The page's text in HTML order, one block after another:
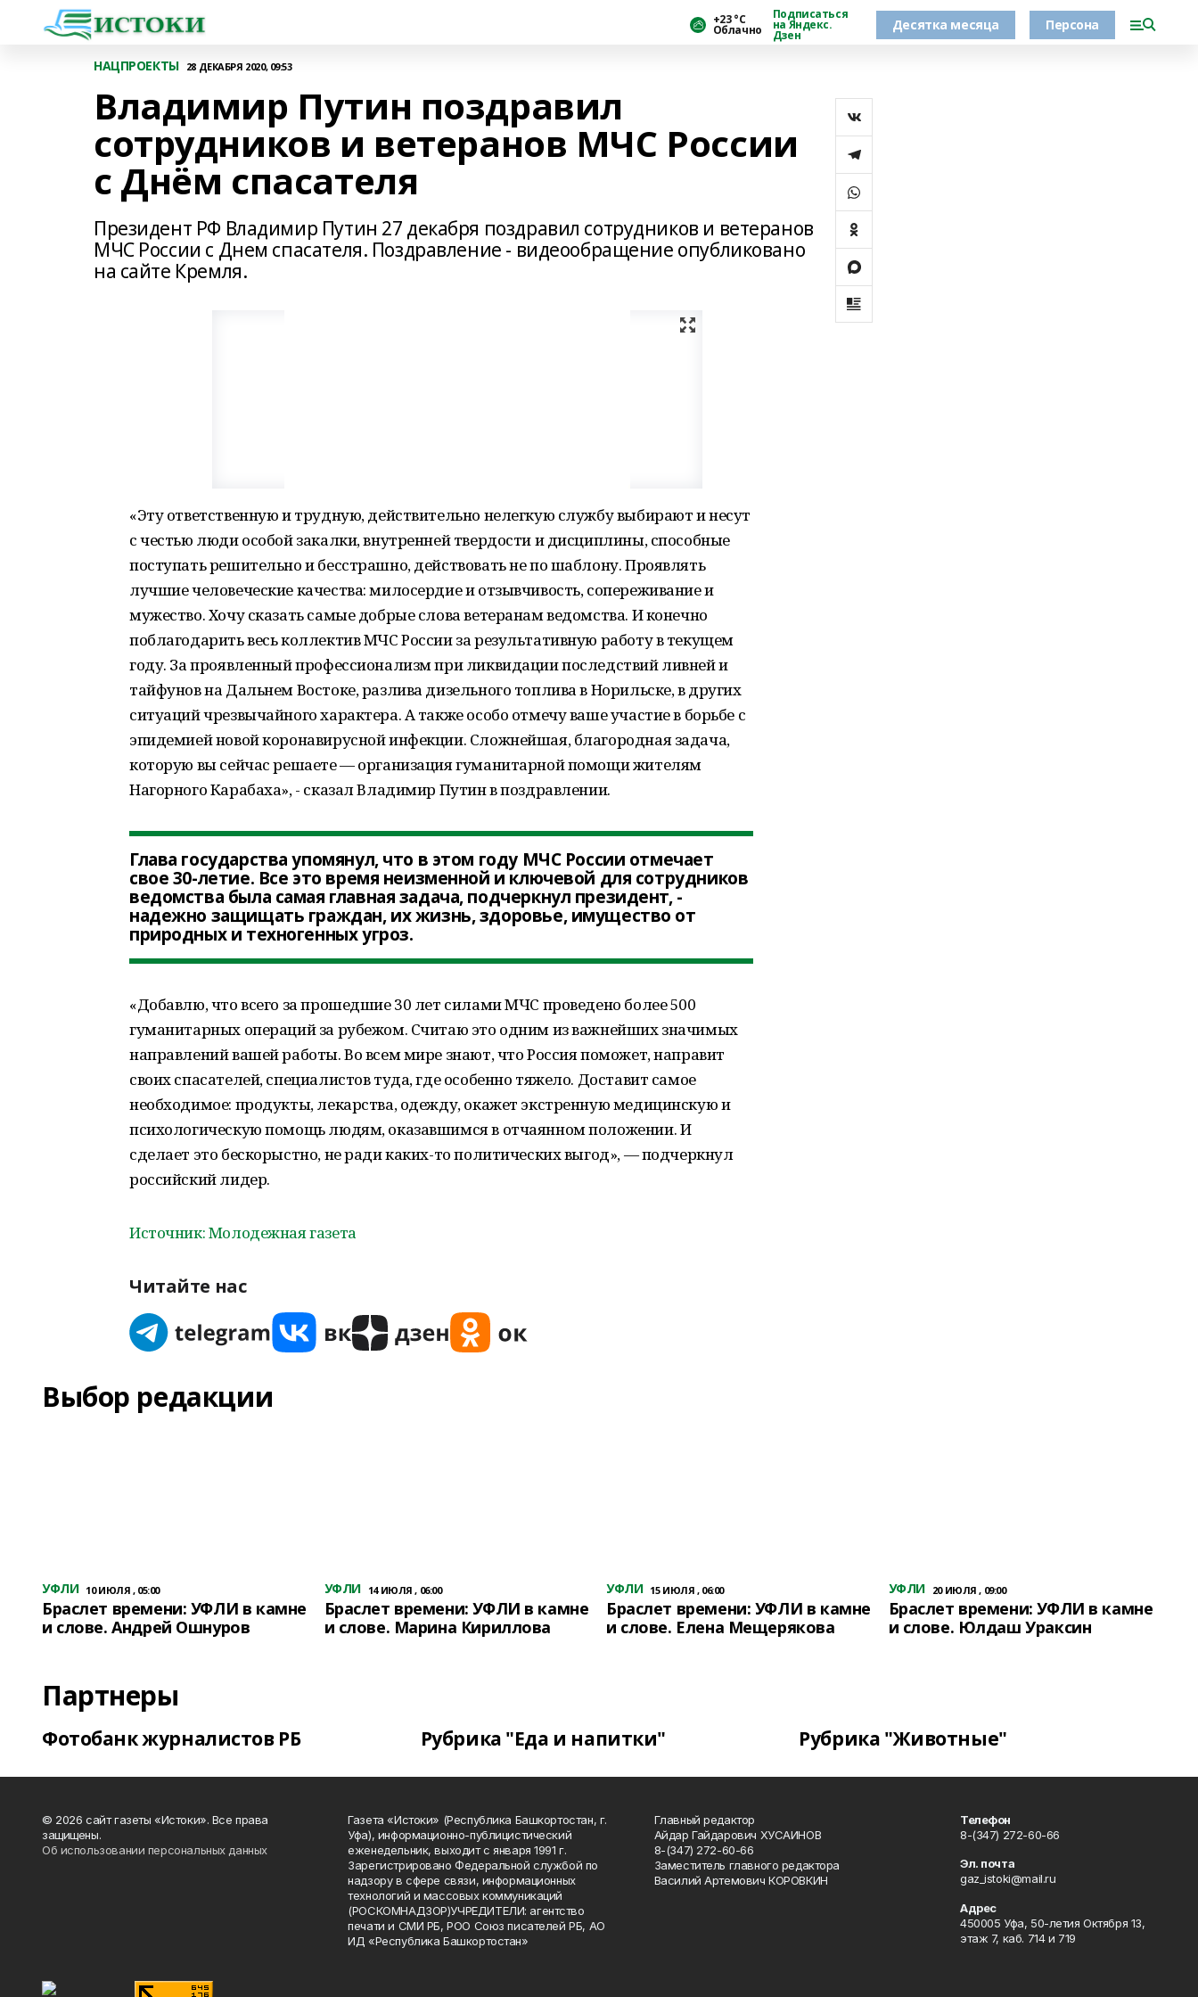
+23 °С
Облачно
Подписаться
на Яндекс.
Дзен
Десятка месяца Персона
НАЦПРОЕКТЫ 28 ДЕКАБРЯ 2020, 09:53
Владимир Путин поздравил
сотрудников и ветеранов МЧС России
с Днём спасателя
Президент РФ Владимир Путин 27 декабря поздравил сотрудников и ветеранов
МЧС России с Днем спасателя. Поздравление - видеообращение опубликовано
на сайте Кремля.
«Эту ответственную и трудную, действительно нелегкую службу выбирают и несут
с честью люди особой закалки, внутренней твердости и дисциплины, способные
поступать решительно и бесстрашно, действовать не по шаблону. Проявлять
лучшие человеческие качества: милосердие и отзывчивость, сопереживание и
мужество. Хочу сказать самые добрые слова ветеранам ведомства. И конечно
поблагодарить весь коллектив МЧС России за результативную работу в текущем
году. За проявленный профессионализм при ликвидации последствий ливней и
тайфунов на Дальнем Востоке, разлива дизельного топлива в Норильске, в других
ситуаций чрезвычайного характера. А также особо отмечу ваше участие в борьбе с
эпидемией новой коронавирусной инфекции. Сложнейшая, благородная задача,
которую вы сейчас решаете — организация гуманитарной помощи жителям
Нагорного Карабаха», - сказал Владимир Путин в поздравлении.
Глава государства упомянул, что в этом году МЧС России отмечает
свое 30-летие. Все это время неизменной и ключевой для сотрудников
ведомства была самая главная задача, подчеркнул президент, -
надежно защищать граждан, их жизнь, здоровье, имущество от
природных и техногенных угроз.
«Добавлю, что всего за прошедшие 30 лет силами МЧС проведено более 500
гуманитарных операций за рубежом. Считаю это одним из важнейших значимых
направлений вашей работы. Во всем мире знают, что Россия поможет, направит
своих спасателей, специалистов туда, где особенно тяжело. Доставит самое
необходимое: продукты, лекарства, одежду, окажет экстренную медицинскую и
психологическую помощь людям, оказавшимся в отчаянном положении. И
сделает это бескорыстно, не ради каких-то политических выгод», — подчеркнул
российский лидер.
Источник: Молодежная газета
Читайте нас
Выбор редакции
УФЛИ 10 ИЮЛЯ , 05:00
Браслет времени: УФЛИ в камне
и слове. Андрей Ошнуров
УФЛИ 14 ИЮЛЯ , 06:00
Браслет времени: УФЛИ в камне
и слове. Марина Кириллова
УФЛИ 15 ИЮЛЯ , 06:00
Браслет времени: УФЛИ в камне
и слове. Елена Мещерякова
УФЛИ 20 ИЮЛЯ , 09:00
Браслет времени: УФЛИ в камне
и слове. Юлдаш Ураксин
Партнеры
Фотобанк журналистов РБ Рубрика "Еда и напитки" Рубрика "Животные"
© 2026 сайт газеты «Истоки». Все права
защищены.
Об использовании персональных данных
Газета «Истоки» (Республика Башкортостан, г.
Уфа), информационно-публицистический
еженедельник, выходит с января 1991 г.
Зарегистрировано Федеральной службой по
надзору в сфере связи, информационных
технологий и массовых коммуникаций
(РОСКОМНАДЗОР)УЧРЕДИТЕЛИ: агентство
печати и СМИ РБ, РОО Союз писателей РБ, АО
ИД «Республика Башкортостан»
Главный редактор
Айдар Гайдарович ХУСАИНОВ
8-(347) 272-60-66
Заместитель главного редактора
Василий Артемович КОРОВКИН
Телефон
8-(347) 272-60-66
Эл. почта
gaz_istoki@mail.ru
Адрес
450005 Уфа, 50-летия Октября 13,
этаж 7, каб. 714 и 719